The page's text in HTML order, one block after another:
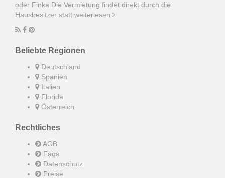
oder Finka.Die Vermietung findet direkt durch die
Hausbesitzer statt. weiterlesen
Beliebte Regionen
Deutschland
Spanien
Italien
Florida
Österreich
Rechtliches
AGB
Faqs
Datenschutz
Preise